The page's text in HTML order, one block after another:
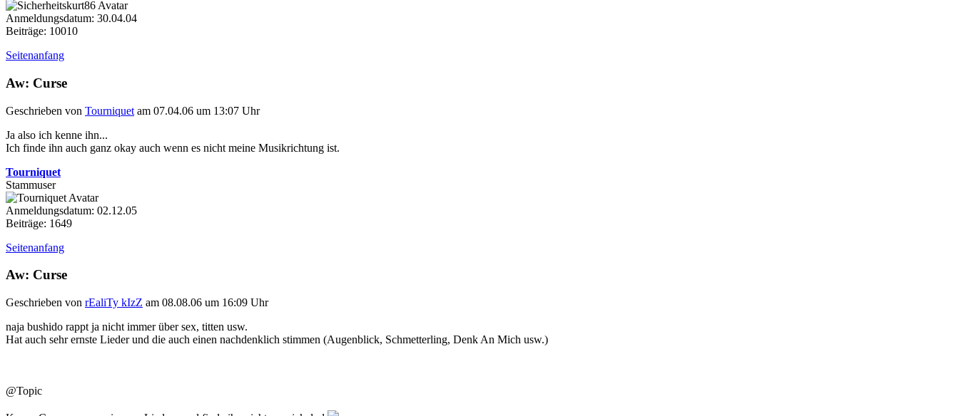
Anmeldungsdatum: 30.04.04
Beiträge: 10010
Seitenanfang
Aw: Curse
Geschrieben von Tourniquet am 07.04.06 um 13:07 Uhr
Ja also ich kenne ihn...
Ich finde ihn auch ganz okay auch wenn es nicht meine Musikrichtung ist.
Tourniquet
Stammuser
Anmeldungsdatum: 02.12.05
Beiträge: 1649
Seitenanfang
Aw: Curse
Geschrieben von rEaliTy kIzZ am 08.08.06 um 16:09 Uhr
naja bushido rappt ja nicht immer über sex, titten usw.
Hat auch sehr ernste Lieder und die auch einen nachdenklich stimmen (Augenblick, Schmetterling, Denk An Mich usw.)
@Topic